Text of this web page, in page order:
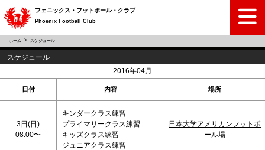
フェニックス・フットボール・クラブ
Phoenix Football Club
ホーム スケジュール
スケジュール
2016年04月
日付 内容 場所
3日(日)
08:00〜
キンダークラス練習
プライマリークラス練習
キッズクラス練習
ジュニアクラス練習
日本大学アメリカンフットボ
ール場